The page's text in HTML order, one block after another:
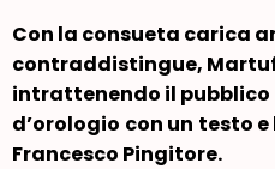
Con la consueta carica
contraddistingue,
intrattenendo il pubblico
d’orologio con un testo e
Francesco Pingitore.